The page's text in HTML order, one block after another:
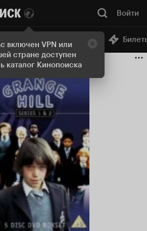
включен VPN или
стране доступен
каталог Кинопоиска
Войти
Онлайн-кинотеатр